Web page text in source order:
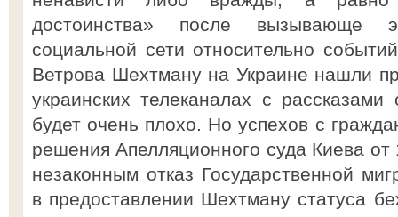
достоинства» после вызывающе
социальной сети относительно
Ветрова Шехтману на Украине нашли
украинских телеканалах с
будет очень плохо. Но успехов с
решения Апелляционного суда Киева
незаконным отказ Государственной
в предоставлении Шехтману статуса